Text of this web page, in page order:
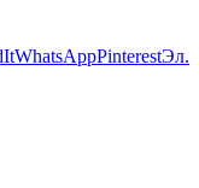
WhatsAppPinterestЭл.